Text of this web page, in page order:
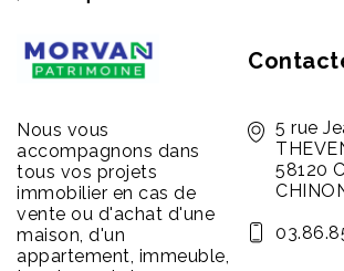
Nous vous
accompagnons dans
tous vos projets
immobilier en cas de
vente ou d'achat d'une
maison, d'un
appartement, immeuble,
5 rue
58120